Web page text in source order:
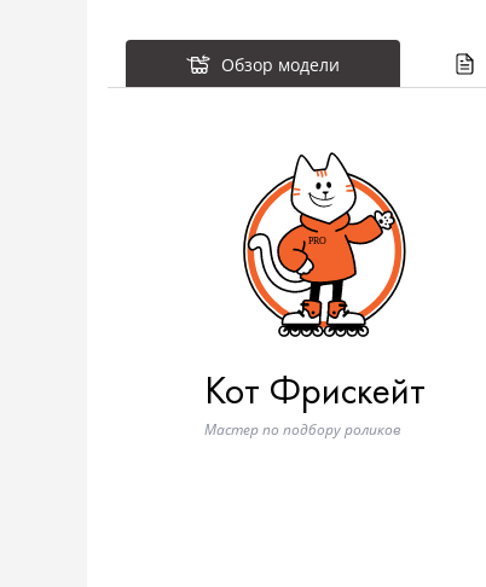
Обзор модели
Кот Фрискейт
Мастер по подбору роликов